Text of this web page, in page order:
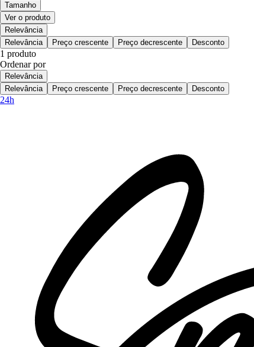
Tamanho
Ver o produto
Relevância
Relevância
Preço crescente Preço decrescente Desconto
1 produto
Ordenar por
Relevância
Relevância
Preço crescente Preço decrescente Desconto
24h